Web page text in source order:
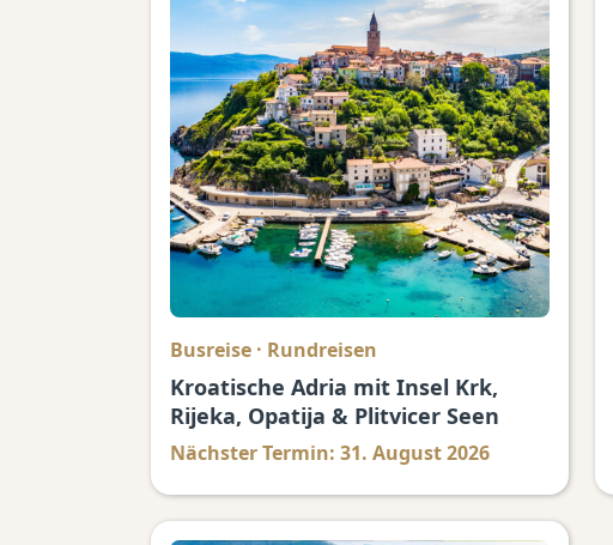
Busreise · Rundreisen
Kroatische Adria mit Insel Krk,
Rijeka, Opatija & Plitvicer Seen
Nächster Termin: 31. August 2026